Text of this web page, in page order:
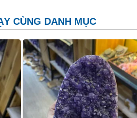
CÙNG DANH MỤC